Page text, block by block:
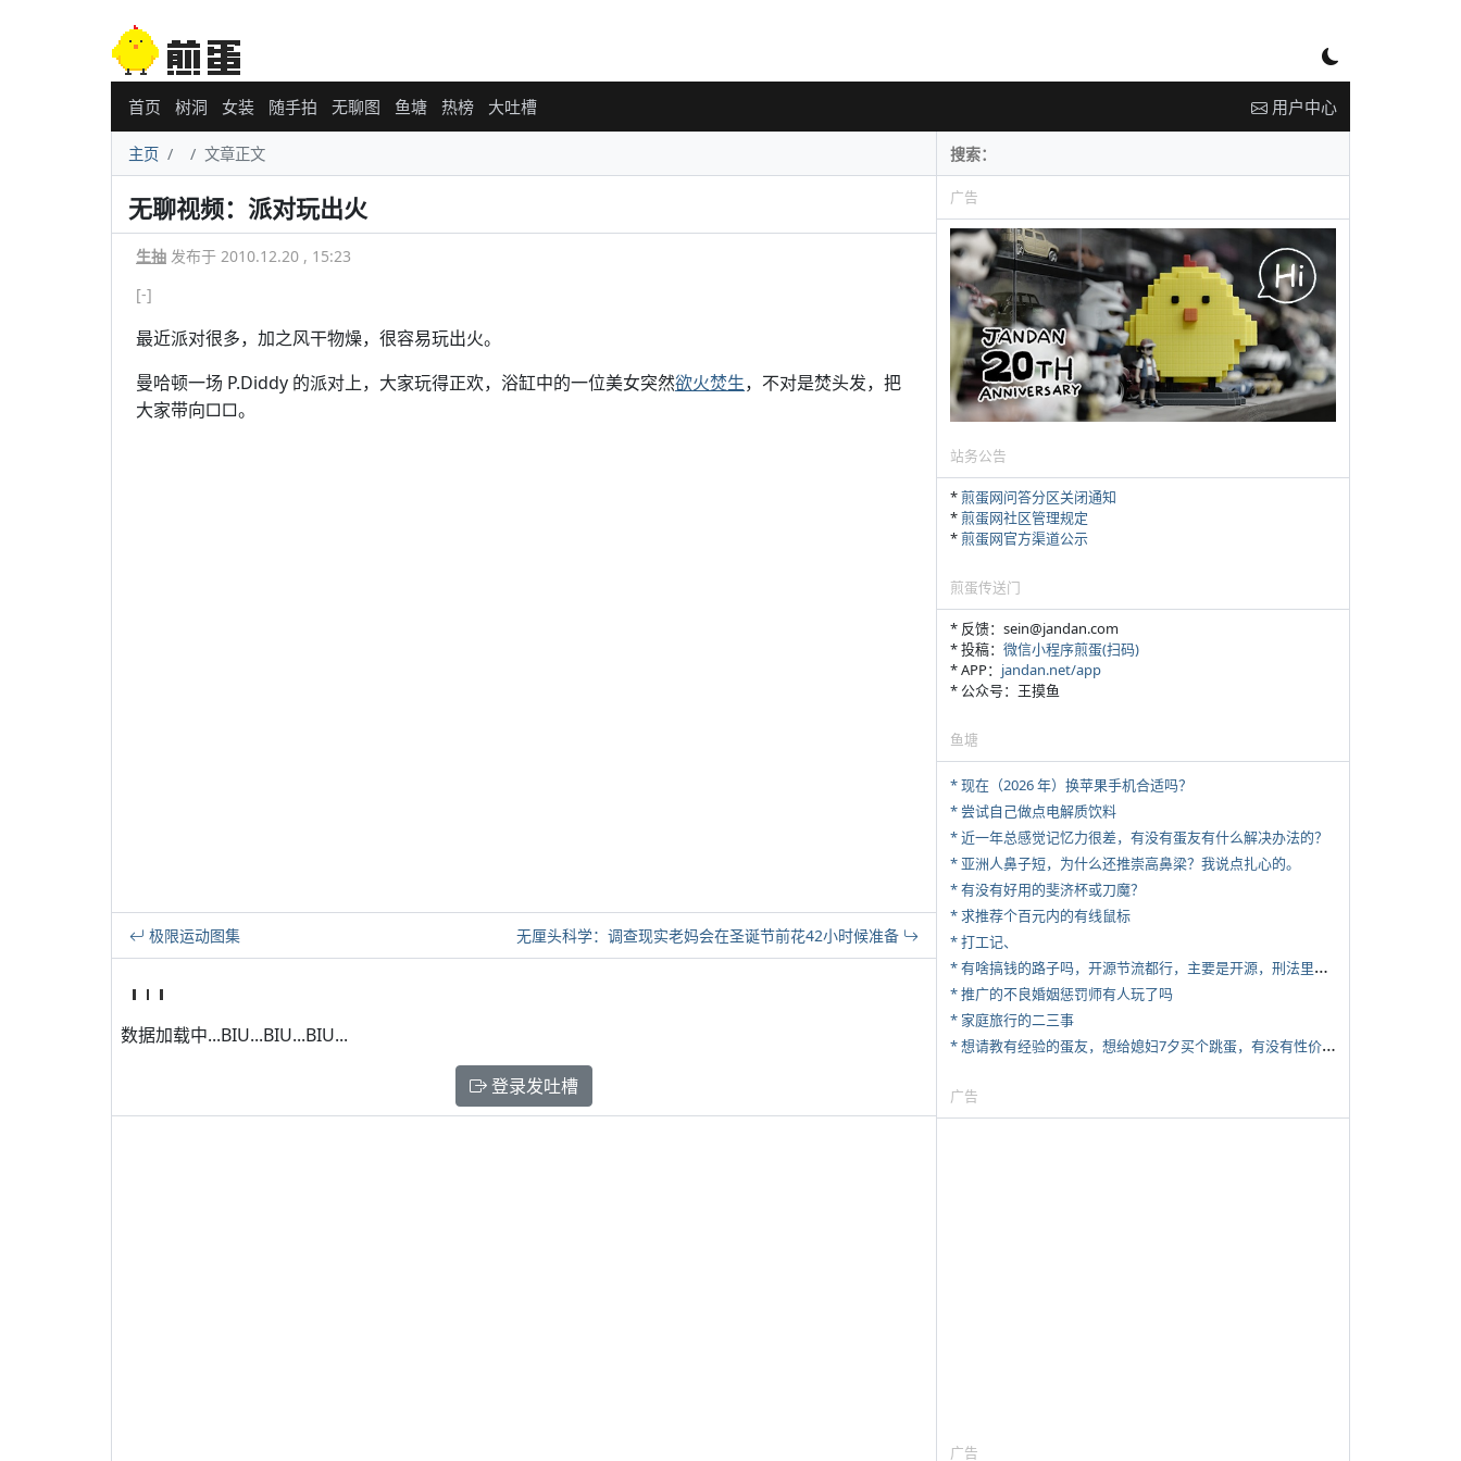
首页 树洞 女装 随手拍 无聊图 鱼塘 热榜 大吐槽 用户中心
主页 文章正文
无聊视频：派对玩出火
生抽 发布于 2010.12.20 , 15:23
[-]
最近派对很多，加之风干物燥，很容易玩出火。
曼哈顿一场 P.Diddy 的派对上，大家玩得正欢，浴缸中的一位美女突然欲火焚生，不对是焚头发，把
大家带向□□。
极限运动图集 无厘头科学：调查现实老妈会在圣诞节前花42小时候准备
数据加载中...BIU...BIU...BIU...
登录发吐槽
广告
站务公告
*煎蛋网问答分区关闭通知
*煎蛋网社区管理规定
*煎蛋网官方渠道公示
煎蛋传送门
* 反馈：sein@jandan.com
* 投稿： 微信小程序煎蛋(扫码)
* APP： jandan.net/app
* 公众号：王摸鱼
鱼塘
* 现在（2026 年）换苹果手机合适吗？
* 尝试自己做点电解质饮料
* 近一年总感觉记忆力很差，有没有蛋友有什么解决办法的？
* 亚洲人鼻子短，为什么还推崇高鼻梁？我说点扎心的。
* 有没有好用的斐济杯或刀魔？
* 求推荐个百元内的有线鼠标
* 打工记、
*
有啥搞钱的路子吗，开源节流都行，主要是开源，刑法里的咱不做
* 推广的不良婚姻惩罚师有人玩了吗
* 家庭旅行的二三事
*
想请教有经验的蛋友，想给媳妇7夕买个跳蛋，有没有性价比高的推荐
广告
广告